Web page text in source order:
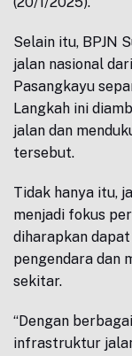
Selain itu, BPJN
jalan nasional
Pasangkayu
Langkah ini
jalan dan
tersebut.
Tidak hanya itu,
menjadi fokus
diharapkan
pengendara dan
sekitar.
“Dengan
infrastruktur